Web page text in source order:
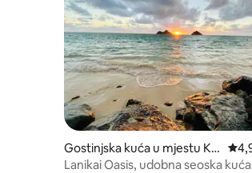
Gostinjska kuća u mjestu Kai
lua
Lanikai Oasis, udobna seoska kuća